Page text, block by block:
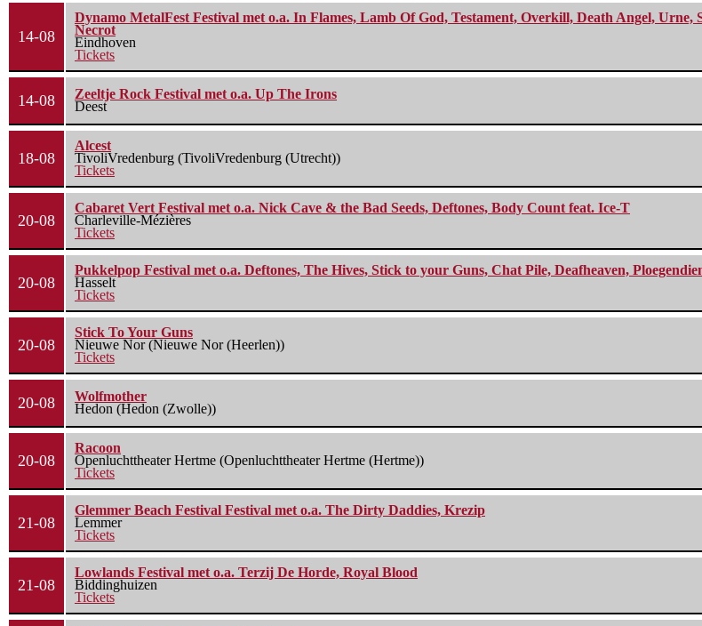
14-08
Dynamo MetalFest Festival met o.a. In Flames, Lamb Of God, Testament, Overkill, Death Angel,
Necrot
Eindhoven
Tickets
14-08
Zeeltje Rock Festival met o.a. Up The Irons
Deest
18-08
Alcest
TivoliVredenburg (TivoliVredenburg (Utrecht))
Tickets
20-08
Cabaret Vert Festival met o.a. Nick Cave & the Bad Seeds, Deftones, Body Count feat. Ice-T
Charleville-Mézières
Tickets
20-08
Pukkelpop Festival met o.a. Deftones, The Hives, Stick to your Guns, Chat Pile, Deafheaven,
Hasselt
Tickets
20-08
Stick To Your Guns
Nieuwe Nor (Nieuwe Nor (Heerlen))
Tickets
20-08
Wolfmother
Hedon (Hedon (Zwolle))
20-08
Racoon
Openluchttheater Hertme (Openluchttheater Hertme (Hertme))
Tickets
21-08
Glemmer Beach Festival Festival met o.a. The Dirty Daddies, Krezip
Lemmer
Tickets
21-08
Lowlands Festival met o.a. Terzij De Horde, Royal Blood
Biddinghuizen
Tickets